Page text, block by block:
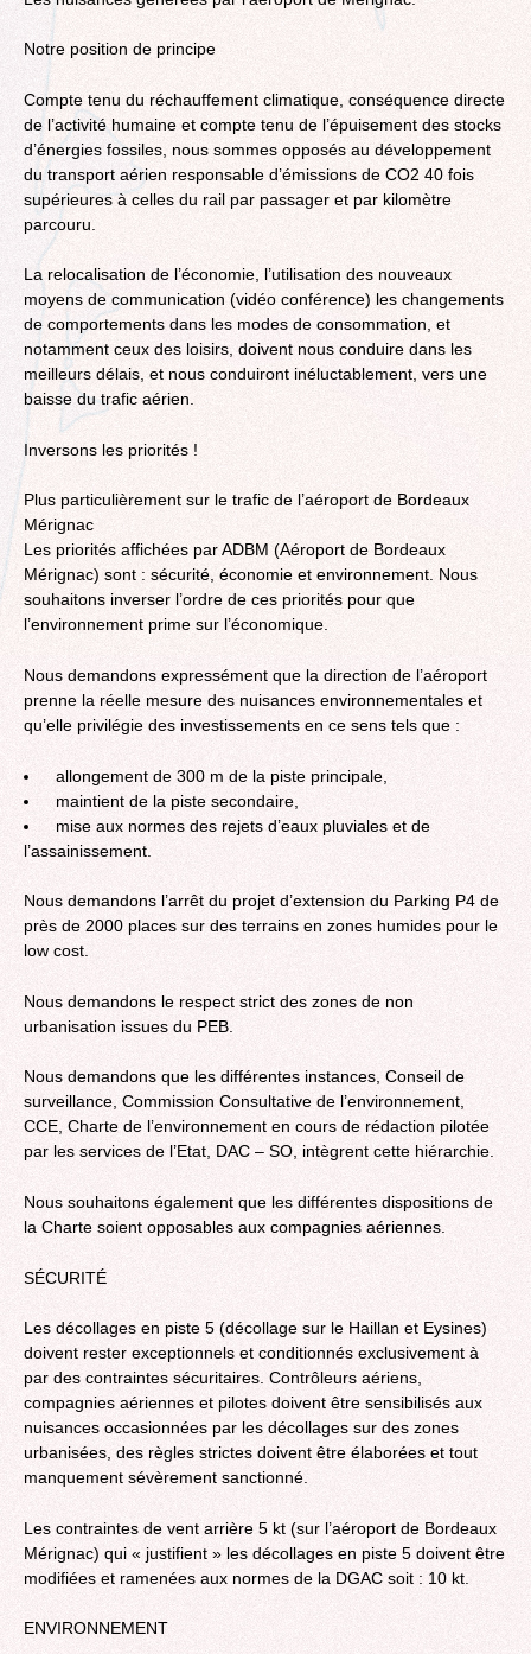
Notre position de principe
Compte tenu du réchauffement climatique, conséquence directe
de l’activité humaine et compte tenu de l’épuisement des stocks
d’énergies fossiles, nous sommes opposés au développement
du transport aérien responsable d’émissions de CO2 40 fois
supérieures à celles du rail par passager et par kilomètre
parcouru.
La relocalisation de l’économie, l’utilisation des nouveaux
moyens de communication (vidéo conférence) les changements
de comportements dans les modes de consommation, et
notamment ceux des loisirs, doivent nous conduire dans les
meilleurs délais, et nous conduiront inéluctablement, vers une
baisse du trafic aérien.
Inversons les priorités !
Plus particulièrement sur le trafic de l’aéroport de Bordeaux
Mérignac
Les priorités affichées par ADBM (Aéroport de Bordeaux
Mérignac) sont : sécurité, économie et environnement. Nous
souhaitons inverser l’ordre de ces priorités pour que
l’environnement prime sur l’économique.
Nous demandons expressément que la direction de l’aéroport
prenne la réelle mesure des nuisances environnementales et
qu’elle privilégie des investissements en ce sens tels que :
allongement de 300 m de la piste principale,
maintient de la piste secondaire,
mise aux normes des rejets d’eaux pluviales et de
l’assainissement.
Nous demandons l’arrêt du projet d’extension du Parking P4 de
près de 2000 places sur des terrains en zones humides pour le
low cost.
Nous demandons le respect strict des zones de non
urbanisation issues du PEB.
Nous demandons que les différentes instances, Conseil de
surveillance, Commission Consultative de l’environnement,
CCE, Charte de l’environnement en cours de rédaction pilotée
par les services de l’Etat, DAC – SO, intègrent cette hiérarchie.
Nous souhaitons également que les différentes dispositions de
la Charte soient opposables aux compagnies aériennes.
SÉCURITÉ
Les décollages en piste 5 (décollage sur le Haillan et Eysines)
doivent rester exceptionnels et conditionnés exclusivement à
par des contraintes sécuritaires. Contrôleurs aériens,
compagnies aériennes et pilotes doivent être sensibilisés aux
nuisances occasionnées par les décollages sur des zones
urbanisées, des règles strictes doivent être élaborées et tout
manquement sévèrement sanctionné.
Les contraintes de vent arrière 5 kt (sur l’aéroport de Bordeaux
Mérignac) qui « justifient » les décollages en piste 5 doivent être
modifiées et ramenées aux normes de la DGAC soit : 10 kt.
ENVIRONNEMENT